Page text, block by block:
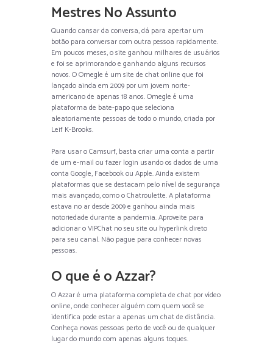
Mestres No Assunto
Quando cansar da conversa, dá para apertar um
botão para conversar com outra pessoa rapidamente.
Em poucos meses, o site ganhou milhares de usuários
e foi se aprimorando e ganhando alguns recursos
novos. O Omegle é um site de chat online que foi
lançado ainda em 2009 por um jovem norte-
americano de apenas 18 anos. Omegle é uma
plataforma de bate-papo que seleciona
aleatoriamente pessoas de todo o mundo, criada por
Leif K-Brooks.
Para usar o Camsurf, basta criar uma conta a partir
de um e-mail ou fazer login usando os dados de uma
conta Google, Facebook ou Apple. Ainda existem
plataformas que se destacam pelo nível de segurança
mais avançado, como o Chatroulette. A plataforma
estava no ar desde 2009 e ganhou ainda mais
notoriedade durante a pandemia. Aproveite para
adicionar o VIPChat no seu site ou hyperlink direto
para seu canal. Não pague para conhecer novas
pessoas.
O que é o Azzar?
O Azzar é uma plataforma completa de chat por vídeo
online, onde conhecer alguém com quem você se
identifica pode estar a apenas um chat de distância.
Conheça novas pessoas perto de você ou de qualquer
lugar do mundo com apenas alguns toques.